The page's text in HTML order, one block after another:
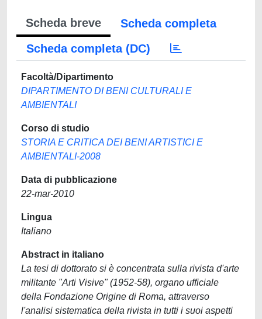
Scheda breve
Scheda completa
Scheda completa (DC)
Facoltà/Dipartimento
DIPARTIMENTO DI BENI CULTURALI E
AMBIENTALI
Corso di studio
STORIA E CRITICA DEI BENI ARTISTICI E
AMBIENTALI-2008
Data di pubblicazione
22-mar-2010
Lingua
Italiano
Abstract in italiano
La tesi di dottorato si è concentrata sulla rivista d'arte
militante "Arti Visive" (1952-58), organo ufficiale
della Fondazione Origine di Roma, attraverso
l'analisi sistematica della rivista in tutti i suoi aspetti